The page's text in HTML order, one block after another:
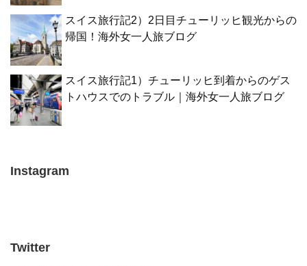
スイス旅行記2）2日目チューリッヒ観光からの
帰国！海外女一人旅ブログ
スイス旅行記1）チューリッヒ到着からのゲス
トハウスでのトラブル｜海外女一人旅ブログ
Instagram
Twitter